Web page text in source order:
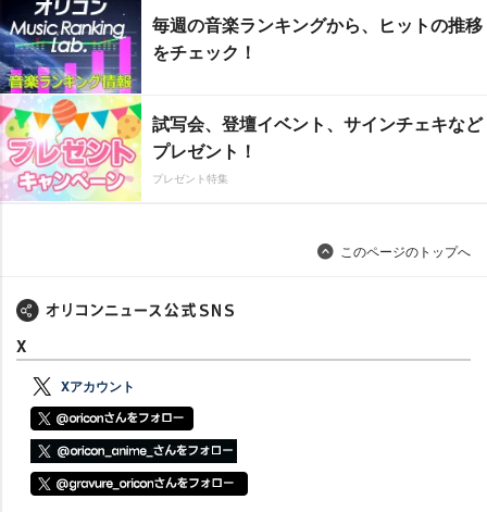
毎週の音楽ランキングから、ヒットの推移
をチェック！
試写会、登壇イベント、サインチェキなど
プレゼント！
プレゼント特集
このページのトップへ
X
Xアカウント